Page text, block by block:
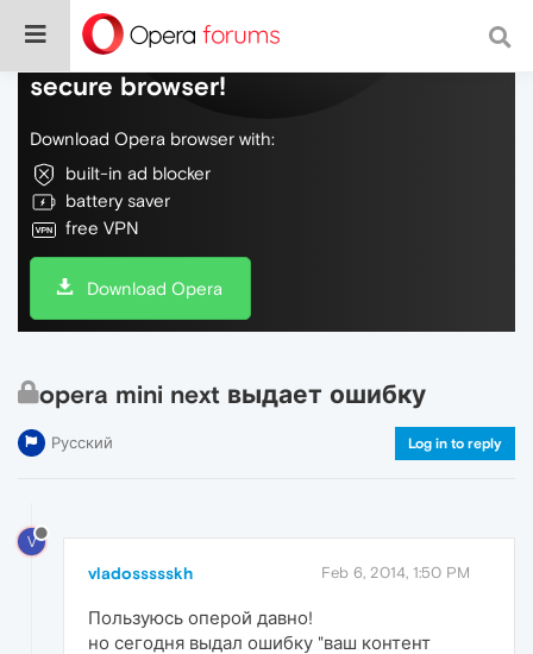
Do more on the web, with a fast and
secure browser!
Download Opera browser with:
built-in ad blocker
battery saver
free VPN
Download Opera
opera mini next выдает ошибку
Русский Log in to reply
V
vladossssskh Feb 6, 2014, 1:50 PM
Пользуюсь оперой давно!
но сегодня выдал ошибку "ваш контент